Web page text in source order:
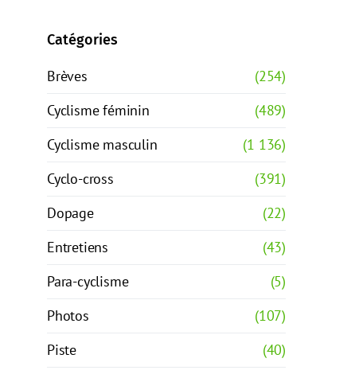
Catégories
Brèves
(254)
Cyclisme féminin
(489)
Cyclisme masculin
(1 136)
Cyclo-cross
(391)
Dopage
(22)
Entretiens
(43)
Para-cyclisme
(5)
Photos
(107)
Piste
(40)